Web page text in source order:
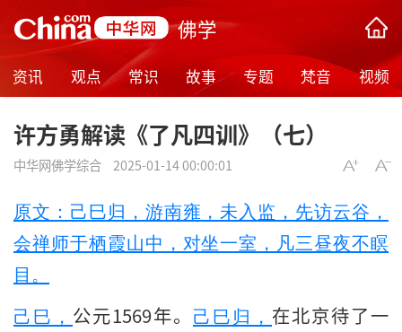
佛学
资讯 观点 常识 故事 专题 梵音 视频
许方勇解读《了凡四训》（七）
中华网佛学综合 2025-01-14 00:00:01
原文：己巳归，游南雍，未入监，先访云谷，
会禅师于栖霞山中，对坐一室，凡三昼夜不瞑
目。
己巳， 公元1569年。 己巳归， 在北京待了一